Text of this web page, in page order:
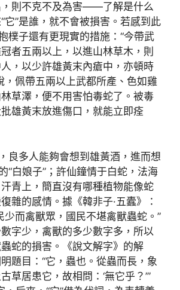
則不克不及為害——了解是什么
它”是誰，就不會被損害。若感到此
樸子還有更現實的措施：“今帶武
者五兩以上，以進山林草木，則
，以少許雄黃末內瘡中，亦頓時
，佩帶五兩以上武都所產、色如雞
草澤，便不用害怕毒蛇了。被毒
雄黃末放進傷口，就能立即痊
良多人能夠會想到雄黃酒，進而想
“白娘子”；許仙鐘情于白蛇，法海
青上，簡直沒有哪種植物能像蛇
雜的感情。據《韓非子·五蠹》：
少而禽獸眾，國民不堪禽獸蟲蛇。”
字少，禽獸的多少數字多，所以
蛇的損害。《說文解字》的解
題目：“它，蟲也。從蟲而長，象
草居患它，故相問：‘無它乎？’”